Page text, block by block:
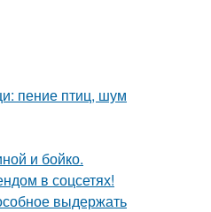
пение птиц, шум
и бойко.
в соцсетях!
выдержать